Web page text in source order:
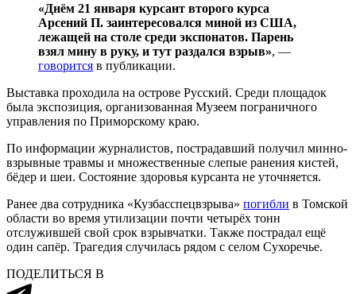
«Днём 21 января курсант второго курса
Арсений П. заинтересовался миной из США,
лежащей на столе среди экспонатов. Парень
взял мину в руку, и тут раздался взрыв», —
говорится в публикации.
Выставка проходила на острове Русский. Среди площадок
была экспозиция, организованная Музеем пограничного
управления по Приморскому краю.
По информации журналистов, пострадавший получил минно-
взрывные травмы и множественные слепые ранения кистей,
бёдер и шеи. Состояние здоровья курсанта не уточняется.
Ранее два сотрудника «Кузбасспецвзрыва» погибли в Томской
области во время утилизации почти четырёх тонн
отслужившей свой срок взрывчатки. Также пострадал ещё
один сапёр. Трагедия случилась рядом с селом Сухоречье.
ПОДЕЛИТЬСЯ В